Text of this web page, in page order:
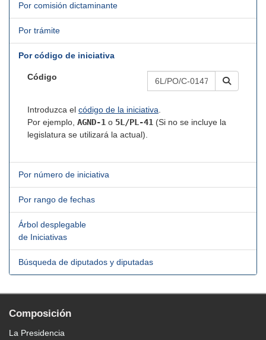
Por comisión dictaminante
Por trámite
Por código de iniciativa
Código
Introduzca el código de la iniciativa.
Por ejemplo, AGND-1 o 5L/PL-41 (Si no se incluye la
legislatura se utilizará la actual).
Por número de iniciativa
Por rango de fechas
Árbol desplegable
de Iniciativas
Búsqueda de diputados y diputadas
Composición
La Presidencia